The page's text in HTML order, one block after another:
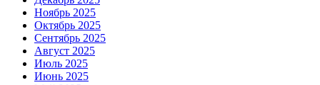
Ноябрь 2025
Октябрь 2025
Сентябрь 2025
Август 2025
Июль 2025
Июнь 2025